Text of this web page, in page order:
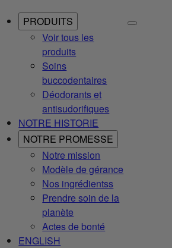
PRODUITS
Voir tous les
produits
Soins
buccodentaires
Déodorants et
antisudorifiques
NOTRE HISTORIE
NOTRE PROMESSE
Notre mission
Modèle de gérance
Nos ingrédientss
Prendre soin de la
planète
Actes de bonté
ENGLISH